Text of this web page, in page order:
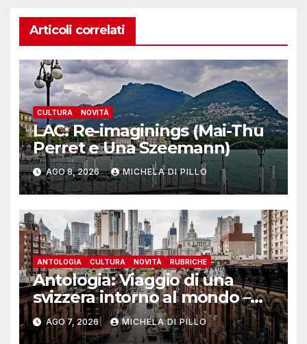
Articoli correlati
CULTURA NOVITÀ
LAC: Re-imaginings (Mai-Thu
Perret e Una Szeemann)
AGO 8, 2026 MICHELA DI PILLO
ANTOLOGIA CULTURA NOVITÀ RUBRICHE
Antologia: Viaggio di una
svizzera intorno al mondo –
Yosemite
AGO 7, 2026 MICHELA DI PILLO